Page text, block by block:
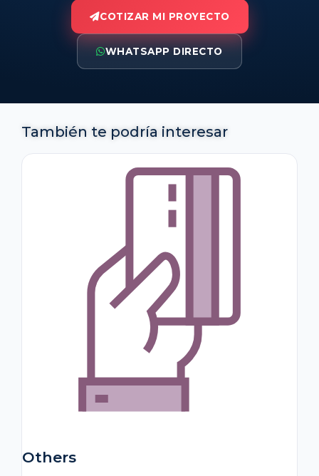
COTIZAR MI PROYECTO
WHATSAPP DIRECTO
También te podría interesar
Others